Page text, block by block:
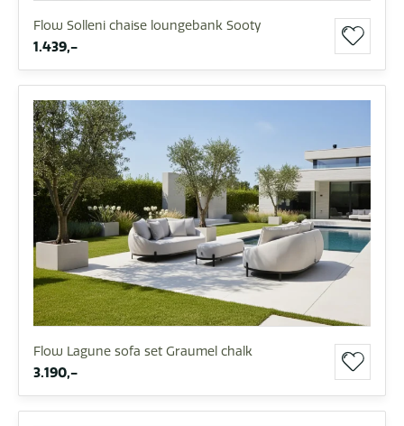
Flow Solleni chaise loungebank Sooty
1.439,-
Flow Lagune sofa set Graumel chalk
3.190,-